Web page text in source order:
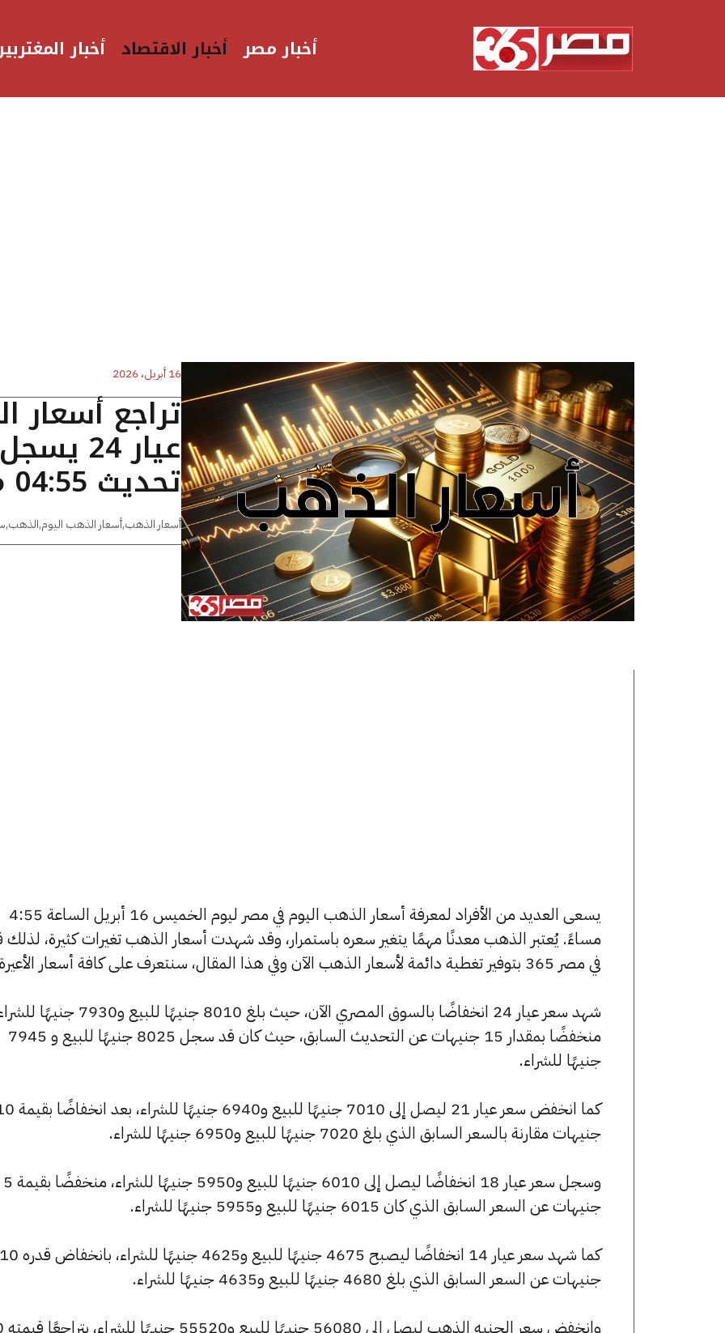
أخبار مصر أخبار الاقتصاد أخبار
16 أبريل، 2026
تراجع
تحديث 04:55 مساءًا
أسعار الذهب,أسعار الذهب اليوم,الذهب,
يسعى العديد من الأفراد لمعرفة أسعار الذهب اليوم في مصر ليوم الخميس 16 أبريل الساعة 4:55
مساءً. يُعتبر الذهب معدنًا مهمًا يتغير سعره باستمرار، وقد شهدت أسعار الذهب تغيرات كثيرة، لذلك
في مصر 365 بتوفير تغطية دائمة لأسعار الذهب الآن وفي هذا المقال، سنتعرف على كافة أسعار الأعيرة.
شهد سعر عيار 24 انخفاضًا بالسوق المصري الآن، حيث بلغ 8010 جنيهًا للبيع و7930
منخفضًا بمقدار 15 جنيهات عن التحديث السابق، حيث كان قد سجل 8025 جنيهًا للبيع و 7945
جنيهًا للشراء.
كما انخفض سعر عيار 21 ليصل إلى 7010 جنيهًا للبيع
جنيهات مقارنة بالسعر السابق الذي بلغ 7020 جنيهًا للبيع و6950 جنيهًا للشراء.
وسجل سعر عيار 18 انخفاضًا ليصل إلى 6010 جنيهًا للبيع و5950 جنيهًا للشراء، منخفضًا بقيمة 5
جنيهات عن السعر السابق الذي كان 6015 جنيهًا للبيع و5955 جنيهًا للشراء.
كما شهد سعر عيار 14 انخفاضًا ليصبح 4675 جنيهًا للبيع و4625 جنيهًا للشراء، بانخفاض قدره 10
جنيهات عن السعر السابق الذي بلغ 4680 جنيهًا للبيع و4635 جنيهًا للشراء.
وانخفض